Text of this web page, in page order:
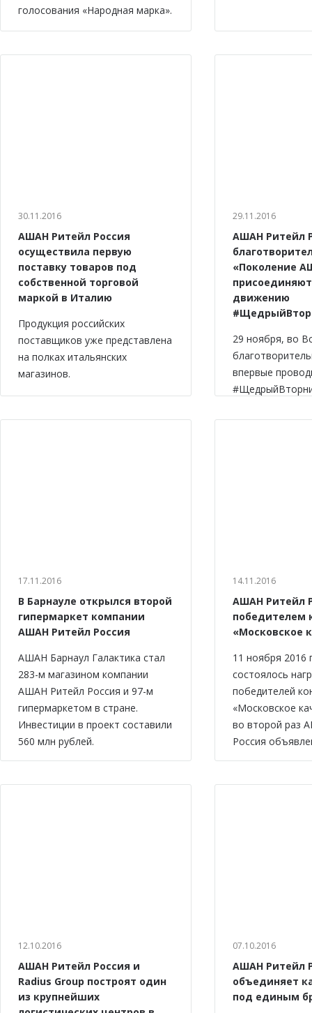
голосования «Народная марка».
30.11.2016
АШАН Ритейл Россия
осуществила первую
поставку товаров под
собственной торговой
маркой в Италию
Продукция российских
поставщиков уже представлена
на полках итальянских
магазинов.
29.11.2016
АШАН Ритейл
«Поколение
движению
29 ноября, во
впервые
17.11.2016
В Барнауле открылся второй
гипермаркет компании
АШАН Ритейл Россия
АШАН Барнаул Галактика стал
283-м магазином компании
АШАН Ритейл Россия и 97-м
гипермаркетом в стране.
Инвестиции в проект составили
560 млн рублей.
14.11.2016
АШАН Ритейл
победителем
«Московское
11 ноября 2016
состоялось
победителей
«Московское
во второй раз
Россия
12.10.2016
АШАН Ритейл Россия и
Radius Group построят один
из крупнейших
07.10.2016
АШАН Ритейл
объединяет
под единым